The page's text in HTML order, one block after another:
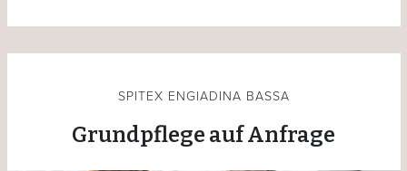
SPITEX ENGIADINA BASSA
Grundpflege auf Anfrage